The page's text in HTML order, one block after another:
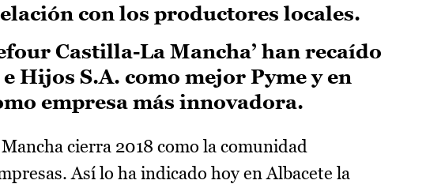
con los productores locales.
Castilla-La Mancha’ han recaído
Hijos S.A. como mejor Pyme y en
empresa más innovadora.
cierra 2018 como la comunidad
Así lo ha indicado hoy en Albacete la